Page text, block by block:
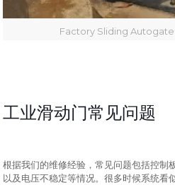
Factory Sliding
工业滑动门常见问题
根据我们的维修经验，常见问题包括控制
以及电压不稳定等情况。很多时候系统看